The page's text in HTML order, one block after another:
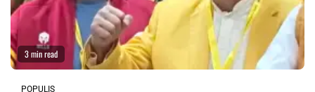
3 min read
POPULIS